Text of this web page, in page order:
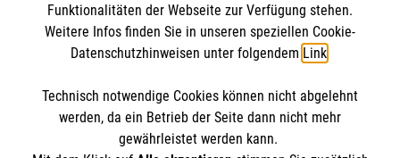
Malteserorden
Sharepoint
Spendenkonto
IBAN: DE27 3706 0120 1201 2220 16
BIC: GENODED1PA7
So finden Sie uns
Funktionalitäten der Webseite zur Verfügung stehen.
Weitere Infos finden Sie in unseren speziellen Cookie-
Datenschutzhinweisen unter folgendem Link.
Technisch notwendige Cookies können nicht abgelehnt
werden, da ein Betrieb der Seite dann nicht mehr
gewährleistet werden kann.